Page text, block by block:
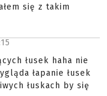
się z takim
łusek haha nie
łapanie łusek
łuskach by się